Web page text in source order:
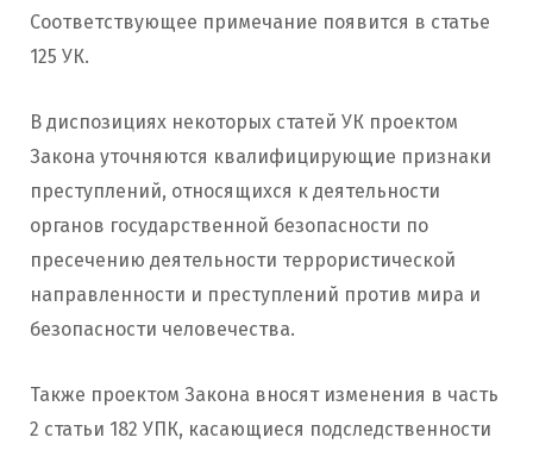
Соответствующее примечание появится в статье
125 УК.
В диспозициях некоторых статей УК проектом
Закона уточняются квалифицирующие признаки
преступлений, относящихся к деятельности
органов государственной безопасности по
пресечению деятельности террористической
направленности и преступлений против мира и
безопасности человечества.
Также проектом Закона вносят изменения в часть
2 статьи 182 УПК, касающиеся подследственности